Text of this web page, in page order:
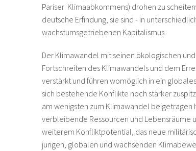
Pariser Klimaabkommens) drohen zu
deutsche Erfindung, sie sind - in
wachstumsgetriebenen Kapitalismus.
Der Klimawandel mit seinen ökologischen
Fortschreiten des Klimawandels und dem
verstärkt und führen womöglich in ein
sich bestehende Konflikte noch stärker
am wenigsten zum Klimawandel
verbleibende Ressourcen und Lebensräume
weiterem Konfliktpotential, das neue
jungen, globalen und wachsenden